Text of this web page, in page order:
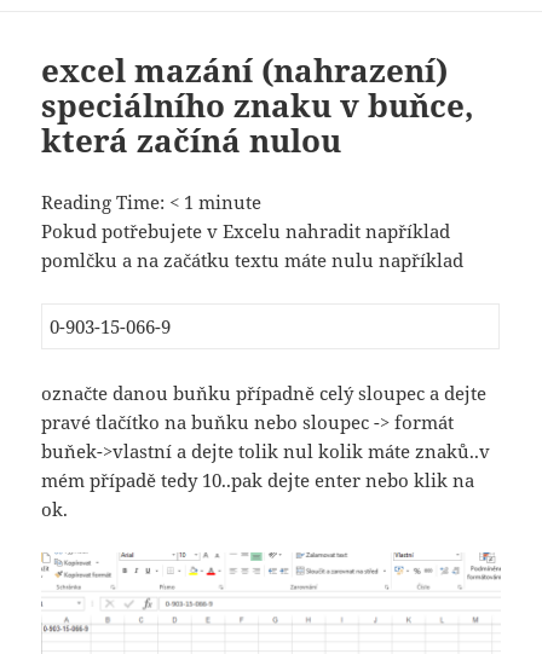
excel mazání (nahrazení)
speciálního znaku v buňce,
která začíná nulou
Reading Time: < 1 minute
Pokud potřebujete v Excelu nahradit například
pomlčku a na začátku textu máte nulu například
0-903-15-066-9
označte danou buňku případně celý sloupec a dejte
pravé tlačítko na buňku nebo sloupec -> formát
buňek->vlastní a dejte tolik nul kolik máte znaků..v
mém případě tedy 10..pak dejte enter nebo klik na
ok.